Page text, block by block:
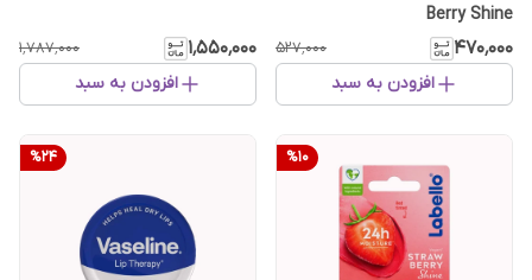
Berry Shine
۴۷۰٬۰۰۰ ۵۲۷٬۰۰۰
افزودن به سبد
۱٬۵۵۰٬۰۰۰ ۱٬۷۸۷٬۰۰۰
افزودن به سبد
%10
%24